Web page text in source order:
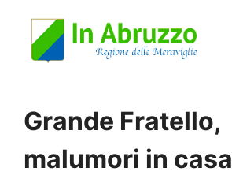
Grande Fratello,
malumori in